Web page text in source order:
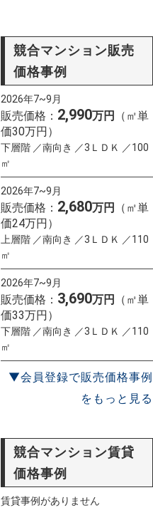
競合マンション販売
価格事例
2026年7~9月
販売価格： 2,990万円
（㎡単
価30万円）
下層階 ／南向き ／3ＬＤＫ ／100
㎡
2026年7~9月
販売価格： 2,680万円
（㎡単
価24万円）
上層階 ／南向き ／3ＬＤＫ ／110
㎡
2026年7~9月
販売価格： 3,690万円
（㎡単
価33万円）
下層階 ／南向き ／3ＬＤＫ ／110
㎡
▼会員登録で販売価格事例
をもっと見る
競合マンション賃貸
価格事例
賃貸事例がありません